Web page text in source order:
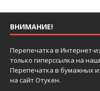
ВНИМАНИЕ!
Перепечатка в Интернет-
только гиперссылка на
Перепечатка в бумажных
на сайт Отукен.